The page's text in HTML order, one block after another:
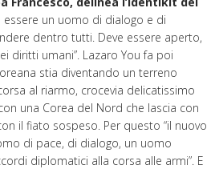
essere un uomo di dialogo e di
dentro tutti. Deve essere aperto,
diritti umani”. Lazaro You fa poi
stia diventando un terreno
al riarmo, crocevia delicatissimo
una Corea del Nord che lascia con
il fiato sospeso. Per questo “il nuovo
di pace, di dialogo, un uomo
diplomatici alla corsa alle armi”. E